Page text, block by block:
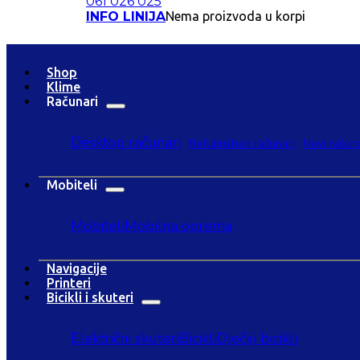
INFO LINIJANema proizvoda u korpi
Shop
Klime
Računari
Desktop računari Refubrished računari Novi
Mobiteli
MobiteliMobilna oprema
Navigacije
Printeri
Bicikli i skuteri
Električni skuteriBicikliDječiji bicikli